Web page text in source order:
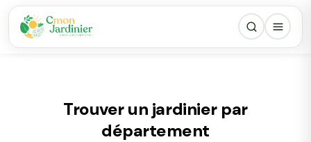
Trouver un jardinier par
département